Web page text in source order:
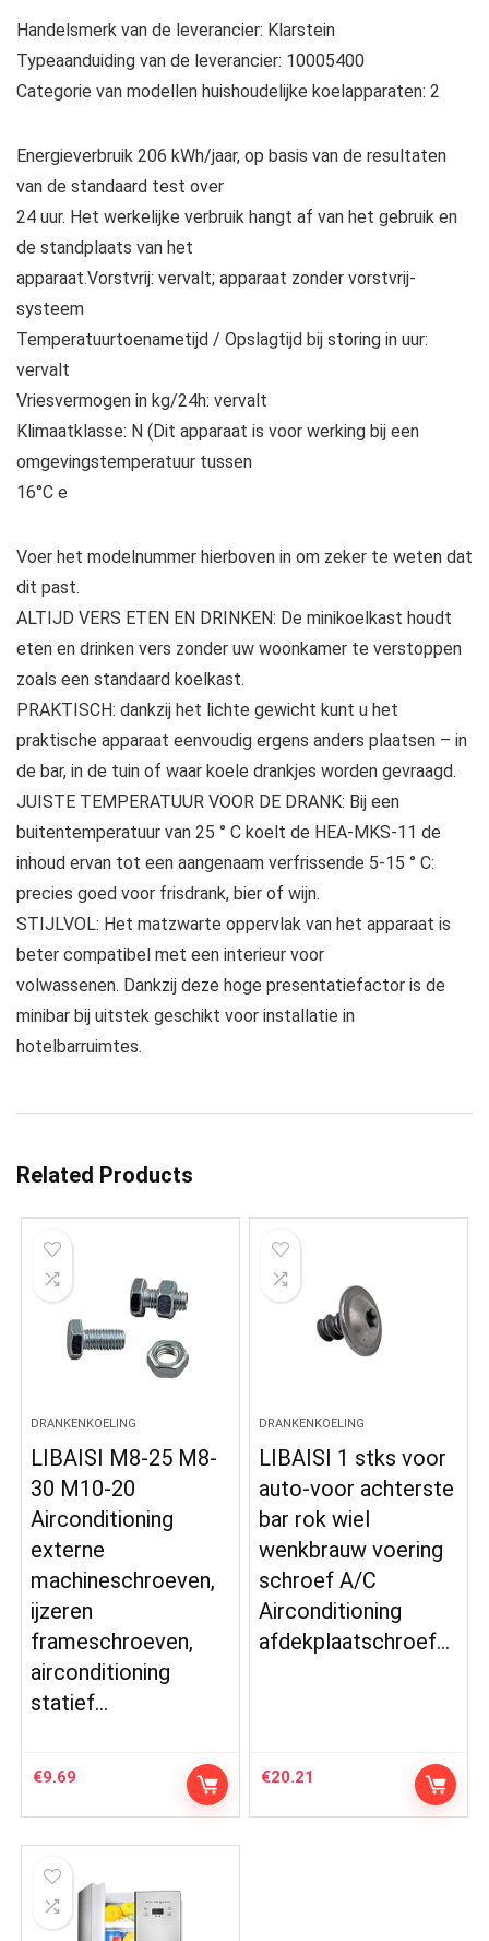
Handelsmerk van de leverancier: Klarstein
Typeaanduiding van de leverancier: 10005400
Categorie van modellen huishoudelijke koelapparaten: 2
Energieverbruik 206 kWh/jaar, op basis van de resultaten
van de standaard test over
24 uur. Het werkelijke verbruik hangt af van het gebruik en
de standplaats van het
apparaat.Vorstvrij: vervalt; apparaat zonder vorstvrij-
systeem
Temperatuurtoenametijd / Opslagtijd bij storing in uur:
vervalt
Vriesvermogen in kg/24h: vervalt
Klimaatklasse: N (Dit apparaat is voor werking bij een
omgevingstemperatuur tussen
16°C e
Voer het modelnummer hierboven in om zeker te weten dat
dit past.
ALTIJD VERS ETEN EN DRINKEN: De minikoelkast houdt
eten en drinken vers zonder uw woonkamer te verstoppen
zoals een standaard koelkast.
PRAKTISCH: dankzij het lichte gewicht kunt u het
praktische apparaat eenvoudig ergens anders plaatsen – in
de bar, in de tuin of waar koele drankjes worden gevraagd.
JUISTE TEMPERATUUR VOOR DE DRANK: Bij een
buitentemperatuur van 25 ° C koelt de HEA-MKS-11 de
inhoud ervan tot een aangenaam verfrissende 5-15 ° C:
precies goed voor frisdrank, bier of wijn.
STIJLVOL: Het matzwarte oppervlak van het apparaat is
beter compatibel met een interieur voor
volwassenen. Dankzij deze hoge presentatiefactor is de
minibar bij uitstek geschikt voor installatie in
hotelbarruimtes.
Related Products
DRANKENKOELING
LIBAISI M8-25 M8-
30 M10-20
Airconditioning
externe
machineschroeven,
ijzeren
frameschroeven,
airconditioning
statief…
€9.69
DRANKENKOELING
LIBAISI 1 stks voor
auto-voor achterste
bar rok wiel
wenkbrauw voering
schroef A/C
Airconditioning
afdekplaatschroef…
€20.21